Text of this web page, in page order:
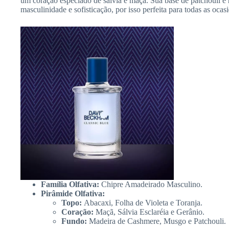
masculinidade e sofisticação, por isso perfeita para todas as
Família Olfativa: Chipre Amadeirado Masculino.
Pirâmide Olfativa:
Topo: Abacaxi, Folha de Violeta e Toranja.
Coração: Maçã, Sálvia Esclaréia e Gerânio.
Fundo: Madeira de Cashmere, Musgo e Patchouli.